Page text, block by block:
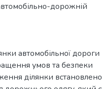
дорожній
автомобільної дороги
умов та безпеки
ділянки встановлено